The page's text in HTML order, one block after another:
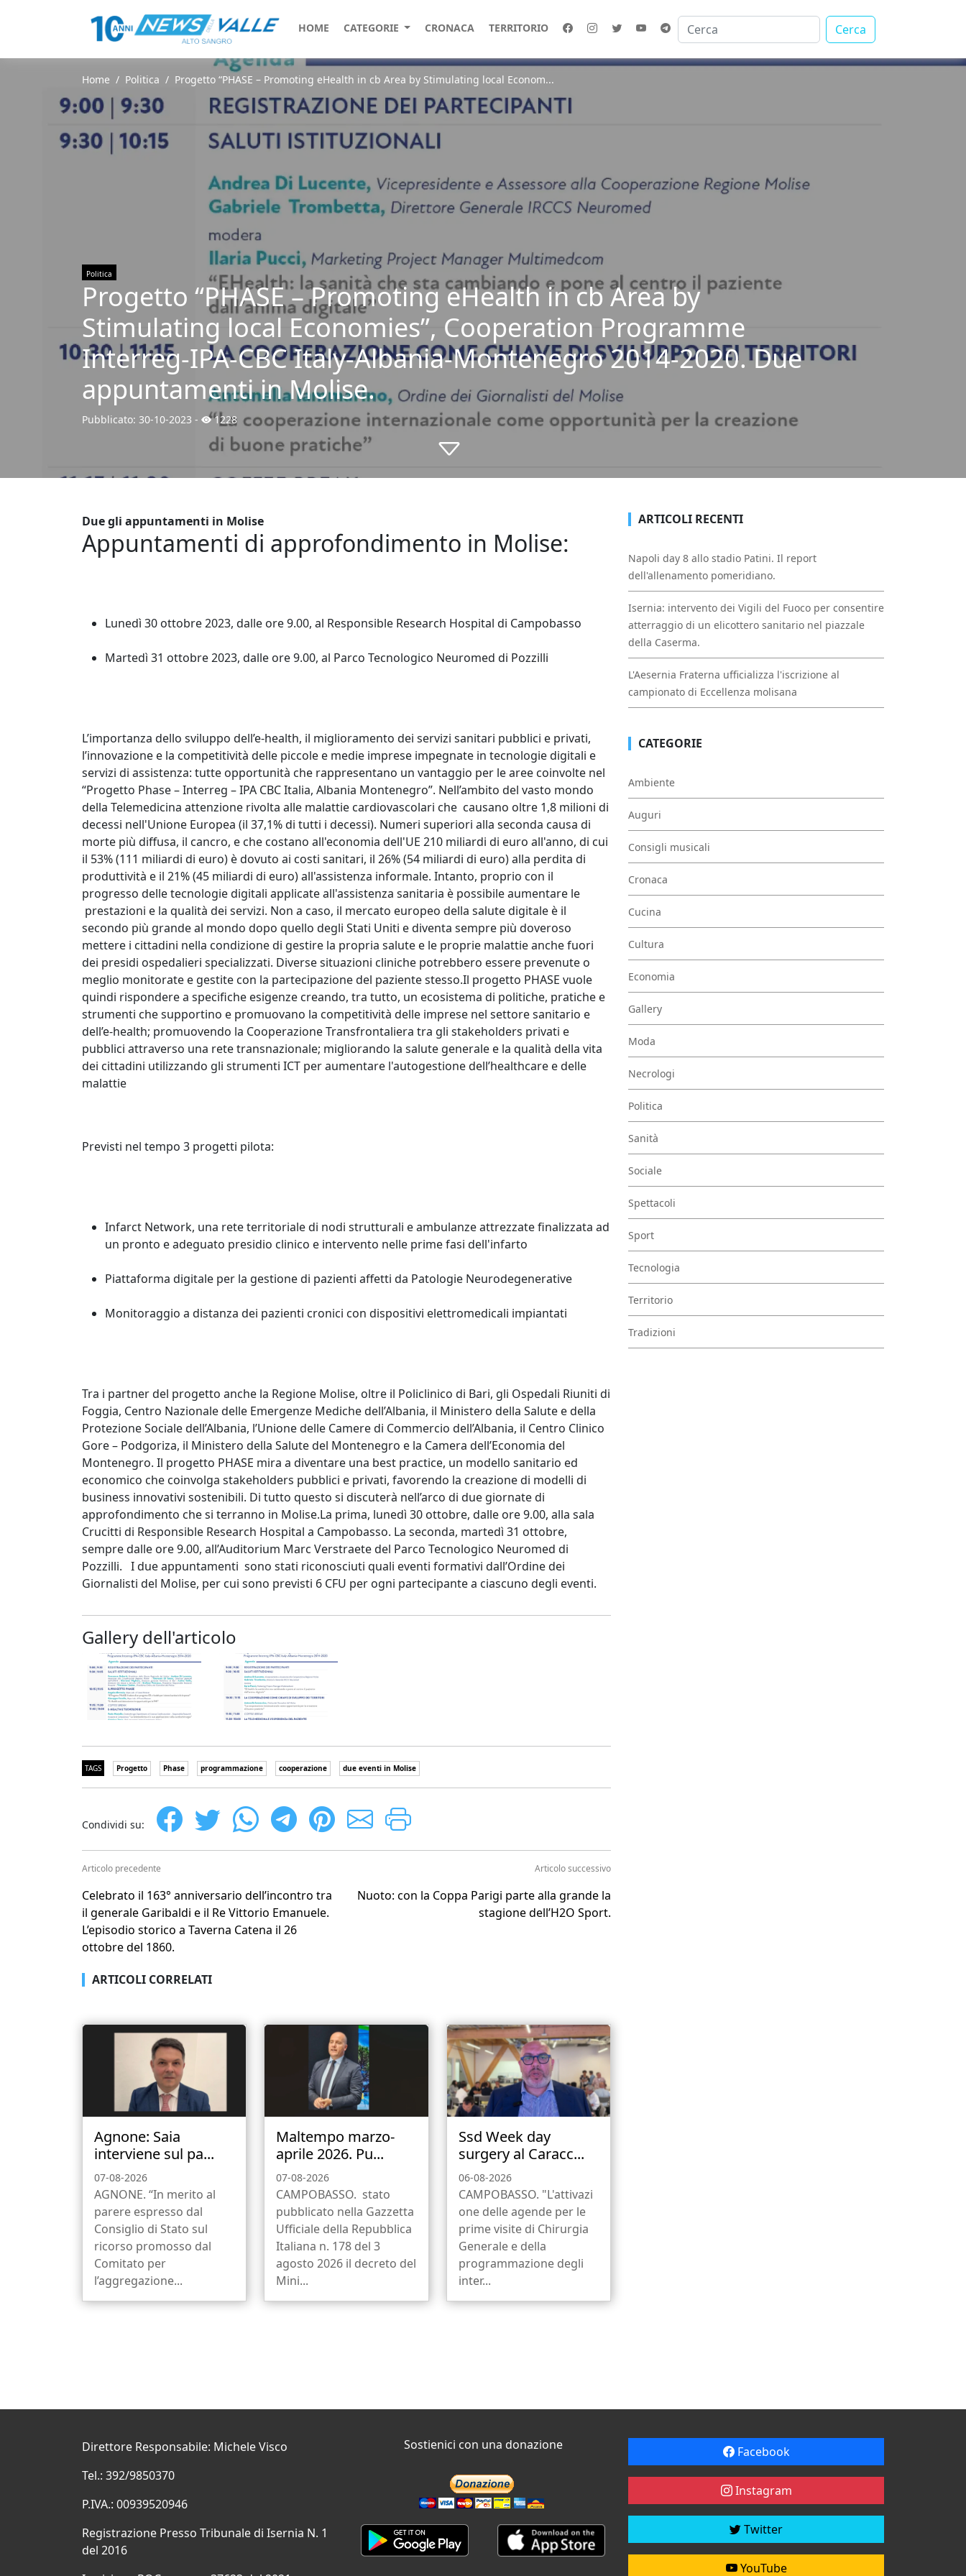
HOME CATEGORIE CRONACA TERRITORIO Cerca
Home Politica Progetto “PHASE – Promoting eHealth in cb Area by Stimulating local Econom...
Politica
Progetto “PHASE – Promoting eHealth in cb Area by
Stimulating local Economies”, Cooperation Programme
Interreg-IPA-CBC Italy-Albania-Montenegro 2014-2020. Due
appuntamenti in Molise.
Pubblicato: 30-10-2023 - 1228
Due gli appuntamenti in Molise
Appuntamenti di approfondimento in Molise:
Lunedì 30 ottobre 2023, dalle ore 9.00, al Responsible Research Hospital di Campobasso
Martedì 31 ottobre 2023, dalle ore 9.00, al Parco Tecnologico Neuromed di Pozzilli
L’importanza dello sviluppo dell’e-health, il miglioramento dei servizi sanitari pubblici e privati,
l’innovazione e la competitività delle piccole e medie imprese impegnate in tecnologie digitali e
servizi di assistenza: tutte opportunità che rappresentano un vantaggio per le aree coinvolte nel
“Progetto Phase – Interreg – IPA CBC Italia, Albania Montenegro”. Nell’ambito del vasto mondo
della Telemedicina attenzione rivolta alle malattie cardiovascolari che causano oltre 1,8 milioni di
decessi nell'Unione Europea (il 37,1% di tutti i decessi). Numeri superiori alla seconda causa di
morte più diffusa, il cancro, e che costano all'economia dell'UE 210 miliardi di euro all'anno, di cui
il 53% (111 miliardi di euro) è dovuto ai costi sanitari, il 26% (54 miliardi di euro) alla perdita di
produttività e il 21% (45 miliardi di euro) all'assistenza informale. Intanto, proprio con il
progresso delle tecnologie digitali applicate all'assistenza sanitaria è possibile aumentare le
prestazioni e la qualità dei servizi. Non a caso, il mercato europeo della salute digitale è il
secondo più grande al mondo dopo quello degli Stati Uniti e diventa sempre più doveroso
mettere i cittadini nella condizione di gestire la propria salute e le proprie malattie anche fuori
dei presidi ospedalieri specializzati. Diverse situazioni cliniche potrebbero essere prevenute o
meglio monitorate e gestite con la partecipazione del paziente stesso.Il progetto PHASE vuole
quindi rispondere a specifiche esigenze creando, tra tutto, un ecosistema di politiche, pratiche e
strumenti che supportino e promuovano la competitività delle imprese nel settore sanitario e
dell’e-health; promuovendo la Cooperazione Transfrontaliera tra gli stakeholders privati ​​e
pubblici attraverso una rete transnazionale; migliorando la salute generale e la qualità della vita
dei cittadini utilizzando gli strumenti ICT per aumentare l'autogestione dell’healthcare e delle
malattie
Previsti nel tempo 3 progetti pilota:
Infarct Network, una rete territoriale di nodi strutturali e ambulanze attrezzate finalizzata ad
un pronto e adeguato presidio clinico e intervento nelle prime fasi dell'infarto
Piattaforma digitale per la gestione di pazienti affetti da Patologie Neurodegenerative
Monitoraggio a distanza dei pazienti cronici con dispositivi elettromedicali impiantati
Tra i partner del progetto anche la Regione Molise, oltre il Policlinico di Bari, gli Ospedali Riuniti di
Foggia, Centro Nazionale delle Emergenze Mediche dell’Albania, il Ministero della Salute e della
Protezione Sociale dell’Albania, l’Unione delle Camere di Commercio dell’Albania, il Centro Clinico
Gore – Podgoriza, il Ministero della Salute del Montenegro e la Camera dell’Economia del
Montenegro. Il progetto PHASE mira a diventare una best practice, un modello sanitario ed
economico che coinvolga stakeholders pubblici e privati, favorendo la creazione di modelli di
business innovativi sostenibili. Di tutto questo si discuterà nell’arco di due giornate di
approfondimento che si terranno in Molise.La prima, lunedì 30 ottobre, dalle ore 9.00, alla sala
Crucitti di Responsible Research Hospital a Campobasso. La seconda, martedì 31 ottobre,
sempre dalle ore 9.00, all’Auditorium Marc Verstraete del Parco Tecnologico Neuromed di
Pozzilli. I due appuntamenti sono stati riconosciuti quali eventi formativi dall’Ordine dei
Giornalisti del Molise, per cui sono previsti 6 CFU per ogni partecipante a ciascuno degli eventi.
Gallery dell'articolo
TAGS Progetto Phase programmazione cooperazione due eventi in Molise
Condividi su:
Articolo precedente
Celebrato il 163° anniversario dell’incontro tra
il generale Garibaldi e il Re Vittorio Emanuele.
L’episodio storico a Taverna Catena il 26
ottobre del 1860.
Articolo successivo
Nuoto: con la Coppa Parigi parte alla grande la
stagione dell’H2O Sport.
ARTICOLI CORRELATI
Agnone: Saia
interviene sul pa...
07-08-2026
AGNONE. “In merito al
parere espresso dal
Consiglio di Stato sul
ricorso promosso dal
Comitato per
l’aggregazione...
Maltempo marzo-
aprile 2026. Pu...
07-08-2026
CAMPOBASSO. stato
pubblicato nella Gazzetta
Ufficiale della Repubblica
Italiana n. 178 del 3
agosto 2026 il decreto del
Mini...
Ssd Week day
surgery al Caracc...
06-08-2026
CAMPOBASSO. "L'attivazi
one delle agende per le
prime visite di Chirurgia
Generale e della
programmazione degli
inter...
ARTICOLI RECENTI
Napoli day 8 allo stadio Patini. Il report
dell'allenamento pomeridiano.
Isernia: intervento dei Vigili del Fuoco per consentire
atterraggio di un elicottero sanitario nel piazzale
della Caserma.
L'Aesernia Fraterna ufficializza l'iscrizione al
campionato di Eccellenza molisana
CATEGORIE
Ambiente
Auguri
Consigli musicali
Cronaca
Cucina
Cultura
Economia
Gallery
Moda
Necrologi
Politica
Sanità
Sociale
Spettacoli
Sport
Tecnologia
Territorio
Tradizioni
Direttore Responsabile: Michele Visco
Tel.: 392/9850370
P.IVA.: 00939520946
Registrazione Presso Tribunale di Isernia N. 1
del 2016
Sostienici con una donazione Facebook
Instagram
Twitter
YouTube